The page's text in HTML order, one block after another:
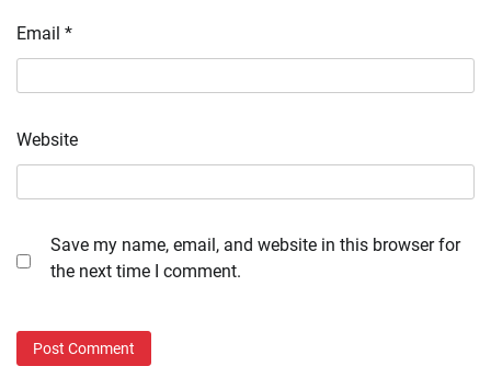
Email *
Website
Save my name, email, and website in this browser for
the next time I comment.